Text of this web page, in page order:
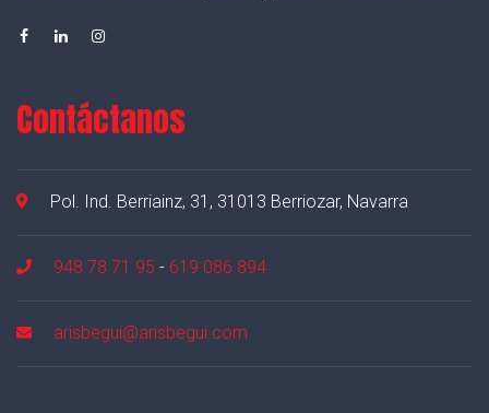
Contáctanos
Pol. Ind. Berriainz, 31, 31013 Berriozar, Navarra
948 78 71 95 - 619 086 894
arisbegui@arisbegui.com